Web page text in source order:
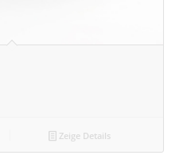
Zeige Details